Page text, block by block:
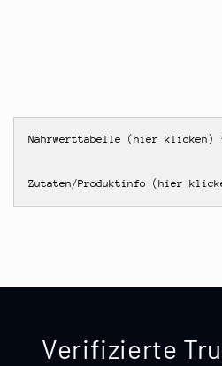
Nährwerttabelle (hier klicken)
Zutaten/Produktinfo (hier
Verifizierte